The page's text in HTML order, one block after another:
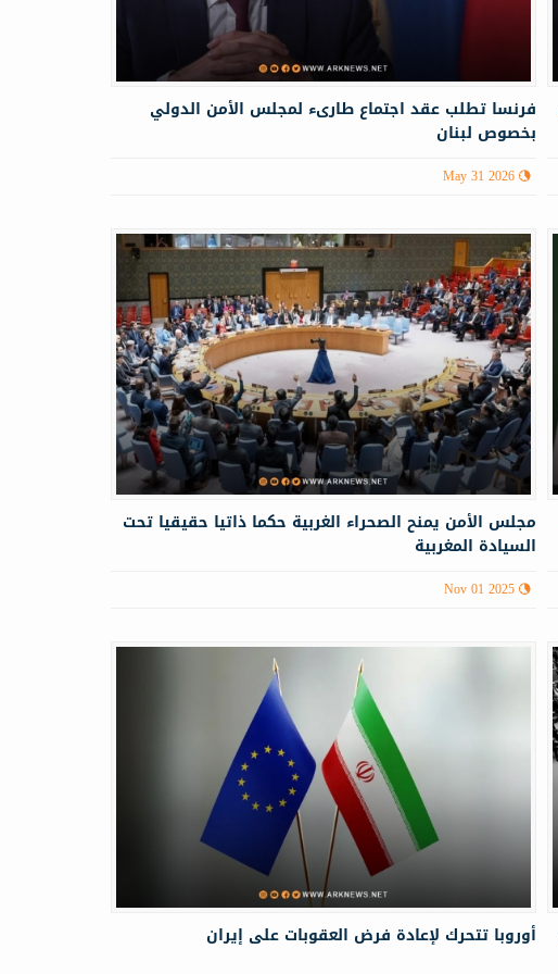
فرنسا تطلب عقد اجتماع طارىء لمجلس الأمن الدولي
بخصوص لبنان
May 31 2026
مجلس الأمن یمنح الصحراء الغربية حكما ذاتيا حقيقيا تحت
السيادة المغربية
Nov 01 2025
أوروبا تتحرك لإعادة فرض العقوبات على إيران